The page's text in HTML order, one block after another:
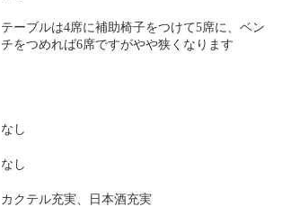
テーブルは4席に補助椅子をつけて5席に、ベン
チをつめれば6席ですがやや狭くなります
なし
なし
カクテル充実、日本酒充実